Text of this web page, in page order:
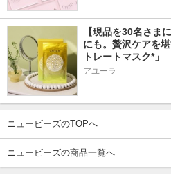
【現品を30名さま
にも。贅沢ケアを
トレートマスク*」
アユーラ
ニュービーズのTOPへ
ニュービーズの商品一覧へ